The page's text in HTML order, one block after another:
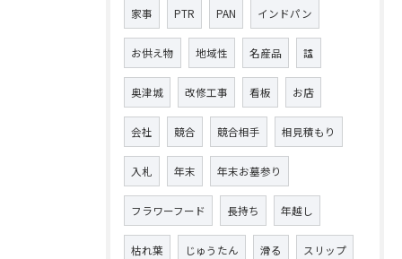
家事 PTR PAN インドパン
お供え物 地域性 名産品 諡
奥津城 改修工事 看板 お店
会社 競合 競合相手 相見積もり
入札 年末 年末お墓参り
フラワーフード 長持ち 年越し
枯れ葉 じゅうたん 滑る スリップ